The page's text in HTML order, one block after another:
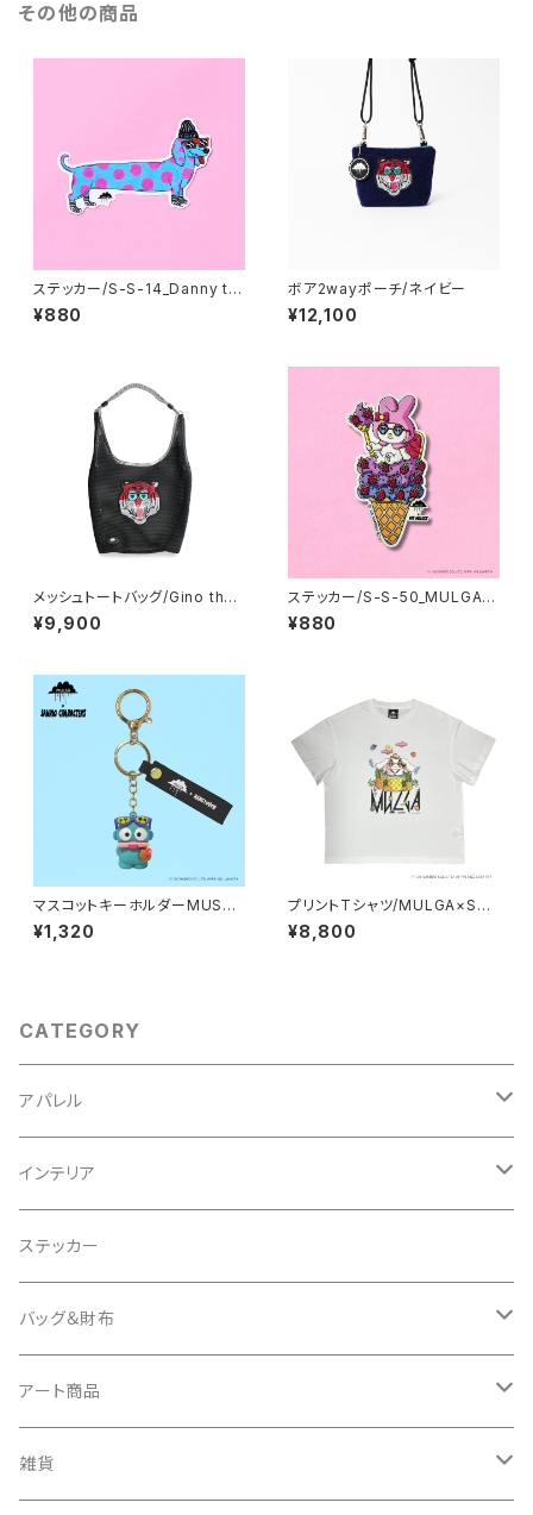
その他の商品
ステッカー/S-S-14_Danny th
e Dachshund
¥880
ボア2wayポーチ/ネイビー
¥12,100
メッシュトートバッグ/Gino the
Majestic Tiger
¥9,900
ステッカー/S-S-50_MULGA x
SANRIO CHARACTERS_My
Melody
¥880
マスコットキーホルダーMUSA-
MA-HG_MULGA×SANRIOC
HARACTERS_Hangyodon
¥1,320
プリントTシャツ/MULGA×SAN
RIOCHARACTERS_Cinnamo
roll
¥8,800
CATEGORY
アパレル
スウェット
Tシャツ
インテリア
クッションカバー
タオル
キーケース
バッグチャーム
ステッカー
バッグ＆財布
バッグ
財布
アート商品
キャンバス
雑貨